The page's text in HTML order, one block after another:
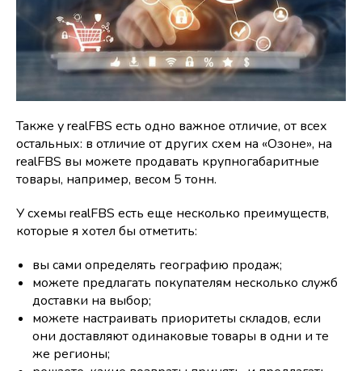
Также у realFBS есть одно важное отличие, от всех
остальных: в отличие от других схем на «Озоне», на
realFBS вы можете продавать крупногабаритные
товары, например, весом 5 тонн.
У схемы realFBS есть еще несколько преимуществ,
которые я хотел бы отметить:
вы сами определять географию продаж;
можете предлагать покупателям несколько служб
доставки на выбор;
можете настраивать приоритеты складов, если
они доставляют одинаковые товары в одни и те
же регионы;